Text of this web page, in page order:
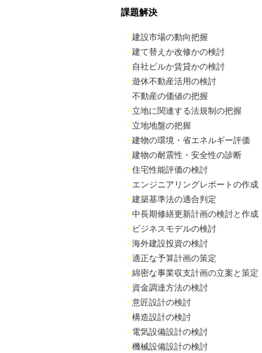
課題解決
・ 建設市場の動向把握
・ 建て替えか改修かの検討
・ 自社ビルか賃貸かの検討
・ 遊休不動産活用の検討
・ 不動産の価値の把握
・ 立地に関連する法規制の把握
・ 立地地盤の把握
・ 建物の環境・省エネルギー評価
・ 建物の耐震性・安全性の診断
・ 住宅性能評価の検討
・ エンジニアリングレポートの作成
・ 建築基準法の適合判定
・ 中長期修繕更新計画の検討と作成
・ ビジネスモデルの検討
・ 海外建設投資の検討
・ 適正な予算計画の策定
・ 綿密な事業収支計画の立案と策定
・ 資金調達方法の検討
・ 意匠設計の検討
・ 構造設計の検討
・ 電気設備設計の検討
・ 機械設備設計の検討